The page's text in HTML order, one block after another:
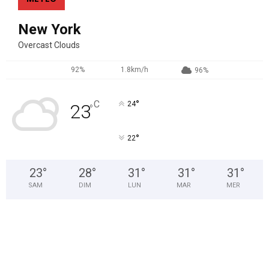
New York
Overcast Clouds
92% 1.8km/h 96%
23°C 24°
22°
23°
SAM
28°
DIM
31 °
LUN
31 °
MAR
31 °
MER